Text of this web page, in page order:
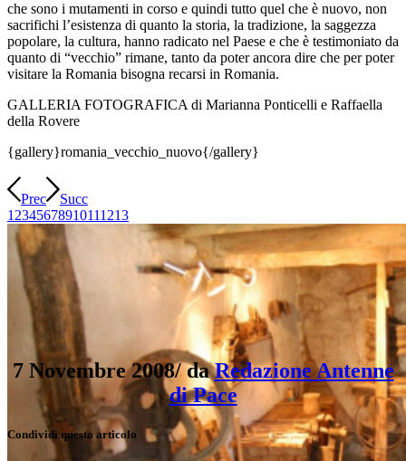
che sono i mutamenti in corso e quindi tutto quel che è nuovo, non
sacrifichi l’esistenza di quanto la storia, la tradizione, la saggezza
popolare, la cultura, hanno radicato nel Paese e che è testimoniato da
quanto di “vecchio” rimane, tanto da poter ancora dire che per poter
visitare la Romania bisogna recarsi in Romania.
GALLERIA FOTOGRAFICA di Marianna Ponticelli e Raffaella
della Rovere
{gallery}romania_vecchio_nuovo{/gallery}
Prec
Succ
1 2345678910111213
7 Novembre 2008/ daRedazione Antenne
di Pace
Condividi questo articolo